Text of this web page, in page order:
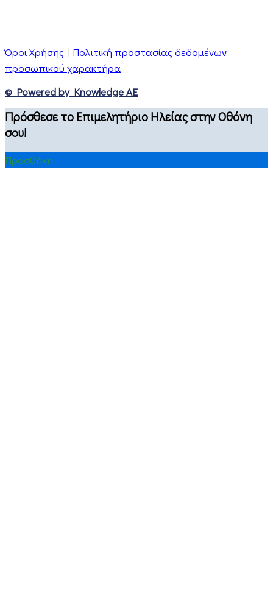
Όροι Χρήσης | Πολιτική προστασίας δεδομένων
προσωπικού χαρακτήρα
© Powered by Knowledge AE
Πρόσθεσε το Επιμελητήριο Ηλείας στην Οθόνη
σου!
Προσθήκη